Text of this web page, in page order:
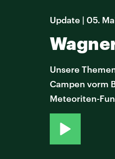
Update | 05.
Unsere
Campen vorm
Meteoriten-